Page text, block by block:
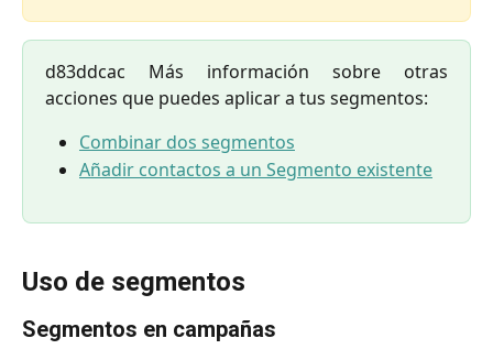
d83ddcac Más información sobre otras
acciones que puedes aplicar a tus segmentos:
Combinar dos segmentos
Añadir contactos a un Segmento existente
Uso de segmentos
Segmentos en campañas